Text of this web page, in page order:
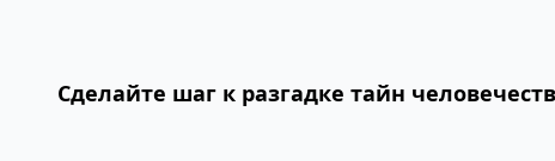
Сделайте шаг к разгадке тайн